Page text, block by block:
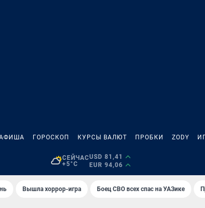
ГОРОСКОП КУРСЫ ВАЛЮТ ПРОБКИ ZODY
СЕЙЧАС
+5°C
USD 81,41
EUR 94,06
Вышла хоррор-игра Боец СВО всех спас на УАЗике